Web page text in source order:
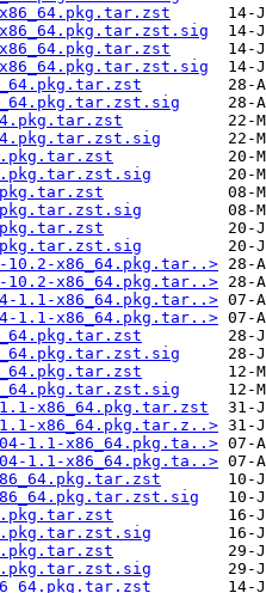
x86_64.pkg.tar.zst.sig
x86_64.pkg.tar..>
x86_64.pkg.tar..>
1.1-x86_64.pkg.tar..>
1.1-x86_64.pkg.tar..>
x86_64.pkg.tar.zst
x86_64.pkg.tar.z..>
1.1-x86_64.pkg.ta..>
1.1-x86_64.pkg.ta..>